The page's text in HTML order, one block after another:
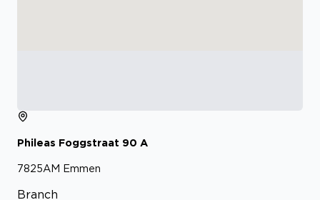
Phileas Foggstraat 90 A
7825AM Emmen
Branch